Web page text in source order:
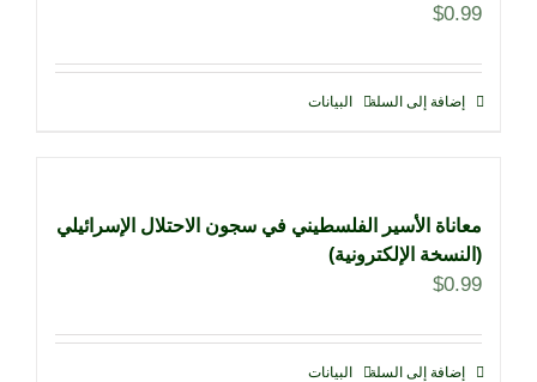
$0.99
إضافة إلى السلة البيانات
معاناة الأسير الفلسطيني في سجون الاحتلال الإسرائيلي
(النسخة الإلكترونية)
$0.99
إضافة إلى السلة البيانات